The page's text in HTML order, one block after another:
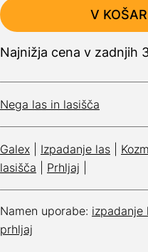
V
Najnižja cena v zadnjih
Nega las in lasišča
Galex Izpadanje las
lasišča
Prhljaj
Namen uporabe: izpadanje
prhljaj